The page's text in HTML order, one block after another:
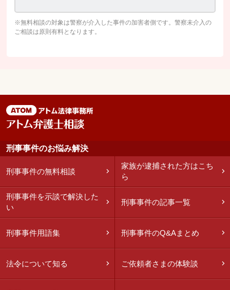
※無料相談の対象は警察が介入した事件の加害者側です。警察未介入の
ご相談は原則有料となります。
刑事事件のお悩み解決
刑事事件の無料相談
家族が逮捕された方はこち
ら
刑事事件を示談で解決した
い
刑事事件の記事一覧
刑事事件用語集 刑事事件のQ&Aまとめ
法令について知る ご依頼者さまの体験談